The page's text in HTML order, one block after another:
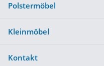
Polstermöbel
Kleinmöbel
Kontakt